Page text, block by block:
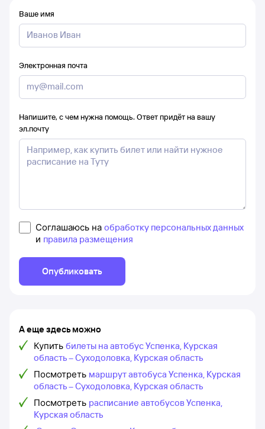
Ваше имя
Электронная почта
Напишите, с чем нужна помощь. Ответ придёт на вашу
эл.почту
Соглашаюсь на обработку персональных данных
и правила размещения
Опубликовать
А еще здесь можно
Купить билеты на автобус Успенка, Курская
область – Суходоловка, Курская область
Посмотреть маршрут автобуса Успенка, Курская
область – Суходоловка, Курская область
Посмотреть расписание автобусов Успенка,
Курская область